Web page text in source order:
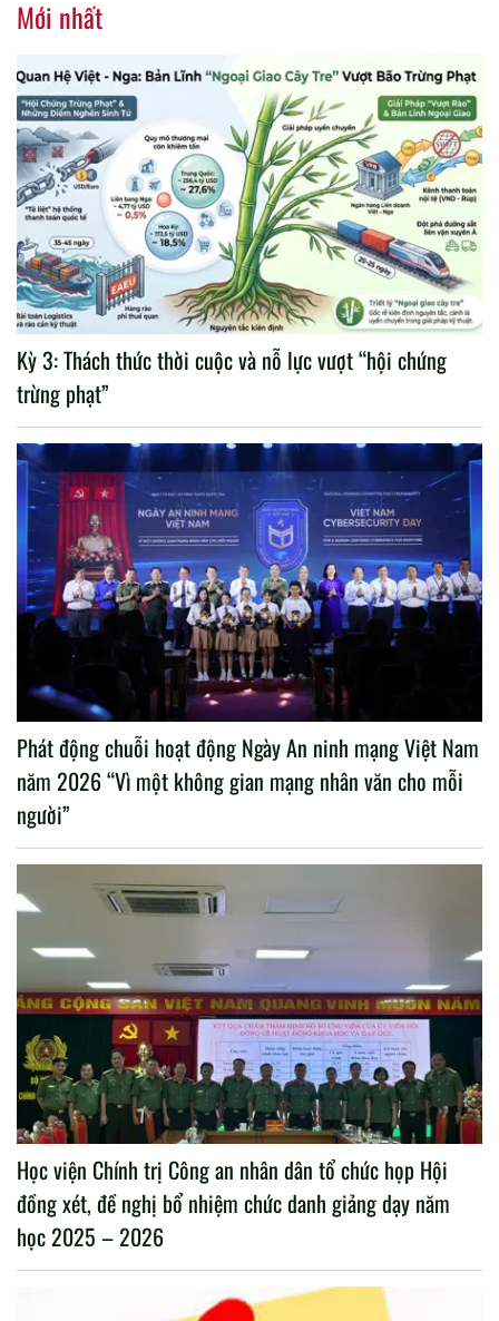
Mới nhất
Kỳ 3: Thách thức thời cuộc và nỗ lực vượt “hội chứng
trừng phạt”
Phát động chuỗi hoạt động Ngày An ninh mạng Việt Nam
năm 2026 “Vì một không gian mạng nhân văn cho mỗi
người”
Học viện Chính trị Công an nhân dân tổ chức họp Hội
đồng xét, đề nghị bổ nhiệm chức danh giảng dạy năm
học 2025 – 2026